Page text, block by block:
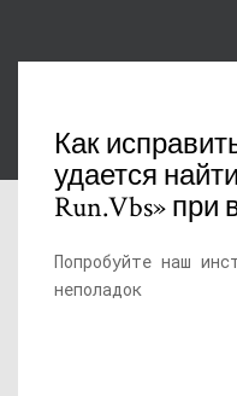
Как
удается
Run.Vbs» при
Попробуйте наш
неполадок